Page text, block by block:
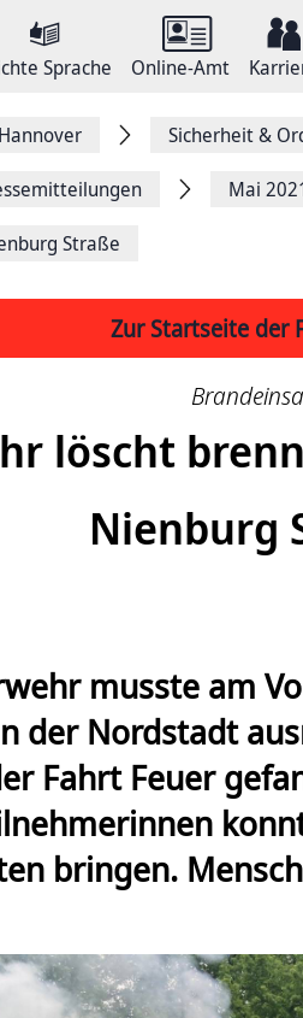
Sprache Online-Amt
Sicherheit &
Mai
Straße
Zur Startseite der
löscht
Nienburg
musste am
der Nordstadt
Fahrt Feuer
bringen.